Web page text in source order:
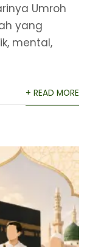
Umroh
yang
mental,
+ READ MORE